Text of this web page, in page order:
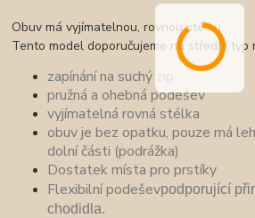
Obuv má vyjímatelnou, rovnou stélku.
Tento model doporučujeme na střední typ
zapínání na suchý zip
pružná a ohebná podešev
vyjímatelná rovná stélka
obuv je bez opatku, pouze má
dolní části (podrážka)
Dostatek místa pro prstíky
Flexibilní podeševpodporující
chodidla.